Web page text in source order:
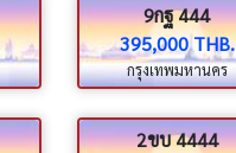
9กฐ 444
395,000 THB.
กรุงเทพมหานคร
2ขบ 4444